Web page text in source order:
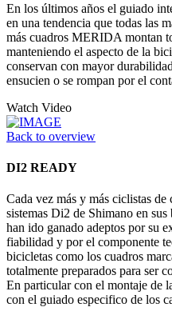
En los últimos años el guiado
en una tendencia que todas las
más cuadros MERIDA montan
manteniendo el aspecto de la
conservan con mayor
ensucien o se rompan por el
Watch Video
Back to overview
DI2 READY
Cada vez más y más ciclistas
sistemas Di2 de Shimano en
han ido ganado adeptos por su
fiabilidad y por el componente
bicicletas como los cuadros
totalmente preparados para ser
En particular con el montaje de
con el guiado especifico de los